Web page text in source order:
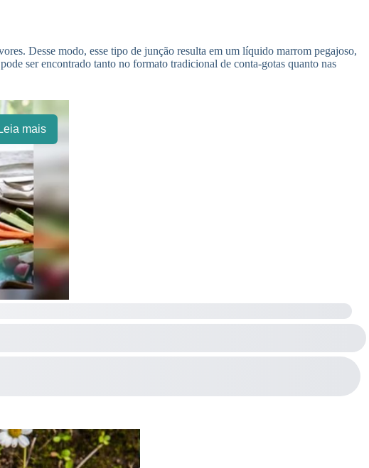
Desse modo, esse tipo de junção resulta em um líquido marrom pegajoso,
ser encontrado tanto no formato tradicional de conta-gotas quanto nas
Leia mais